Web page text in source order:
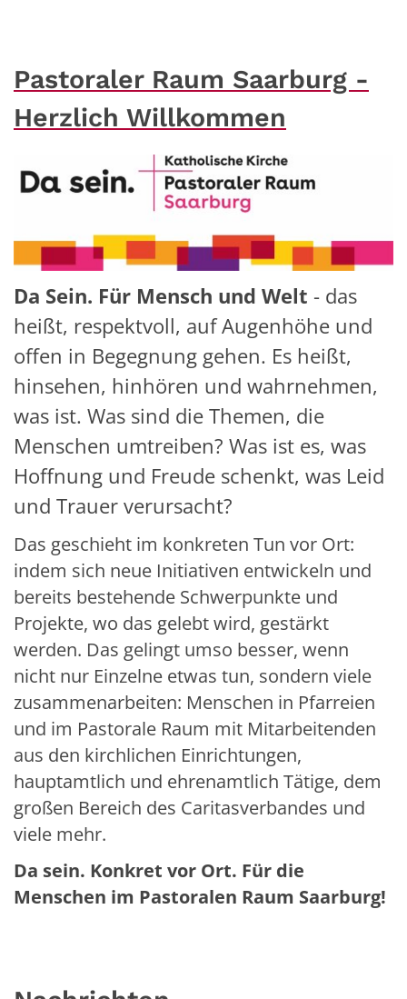
Pastoraler Raum Saarburg -
Herzlich Willkommen
Da Sein. Für Mensch und Welt - das
heißt, respektvoll, auf Augenhöhe und
offen in Begegnung gehen. Es heißt,
hinsehen, hinhören und wahrnehmen,
was ist. Was sind die Themen, die
Menschen umtreiben? Was ist es, was
Hoffnung und Freude schenkt, was Leid
und Trauer verursacht?
Das geschieht im konkreten Tun vor Ort:
indem sich neue Initiativen entwickeln und
bereits bestehende Schwerpunkte und
Projekte, wo das gelebt wird, gestärkt
werden. Das gelingt umso besser, wenn
nicht nur Einzelne etwas tun, sondern viele
zusammenarbeiten: Menschen in Pfarreien
und im Pastorale Raum mit Mitarbeitenden
aus den kirchlichen Einrichtungen,
hauptamtlich und ehrenamtlich Tätige, dem
großen Bereich des Caritasverbandes und
viele mehr.
Da sein. Konkret vor Ort. Für die
Menschen im Pastoralen Raum Saarburg!